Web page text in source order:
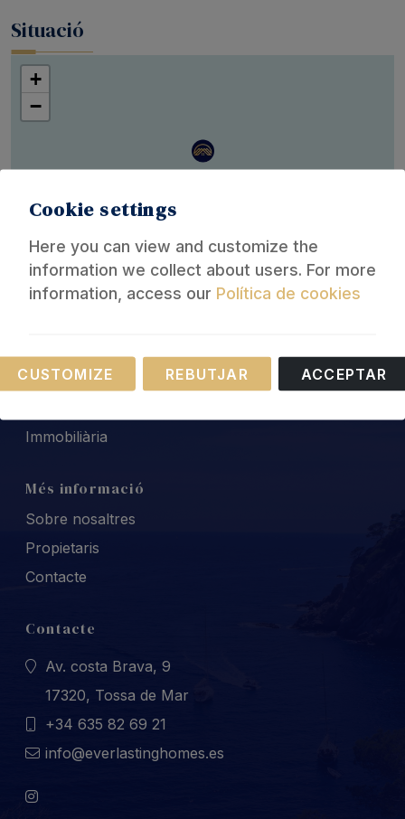
Situació
+
−
Leaflet
Lloguer turístic
Immobiliària
Més informació
Sobre nosaltres
Propietaris
Contacte
Contacte
Av. costa Brava, 9
17320, Tossa de Mar
+34 635 82 69 21
info@everlastinghomes.es
Cookie settings
Here you can view and customize the
information we collect about users. For more
information, access our Política de cookies
Necessary
These cookies are necessary for the operation of
CUSTOMIZE REBUTJAR ACCEPTAR